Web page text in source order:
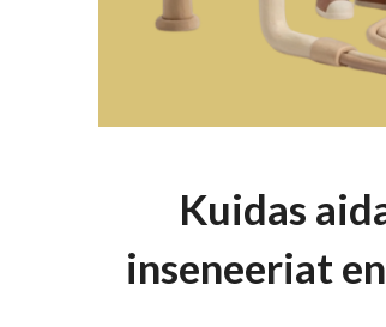
Kuidas
inseneeriat